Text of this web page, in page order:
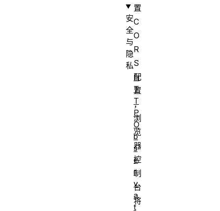
置
C
O
R
S
配
置
，
浏
览
器
控
制
台
将
安
全
与
隐
私
H
T
T
P
O
b
s
e
r
v
a
t